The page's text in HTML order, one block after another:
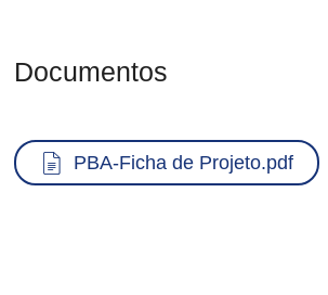
Documentos
DocumentoPBA-Ficha de Projeto.pdf